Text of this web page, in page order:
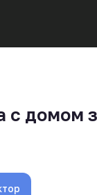
с домом